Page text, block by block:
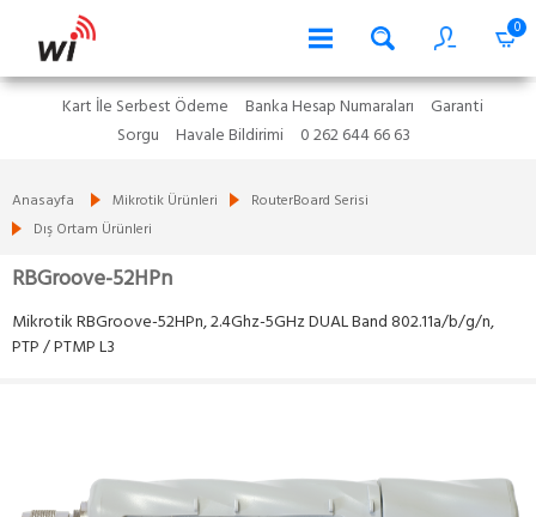
0
Kart İle Serbest Ödeme Banka Hesap Numaraları
Garanti
Sorgu
Havale Bildirimi 0 262 644 66 63
Anasayfa Mikrotik Ürünleri
RouterBoard Serisi
Dış Ortam Ürünleri
RBGroove-52HPn
Mikrotik RBGroove-52HPn, 2.4Ghz-5GHz DUAL Band 802.11a/b/g/n,
PTP / PTMP L3